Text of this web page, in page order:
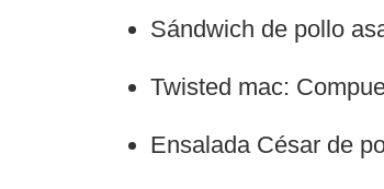
Sándwich de pollo
Twisted mac:
Ensalada César de